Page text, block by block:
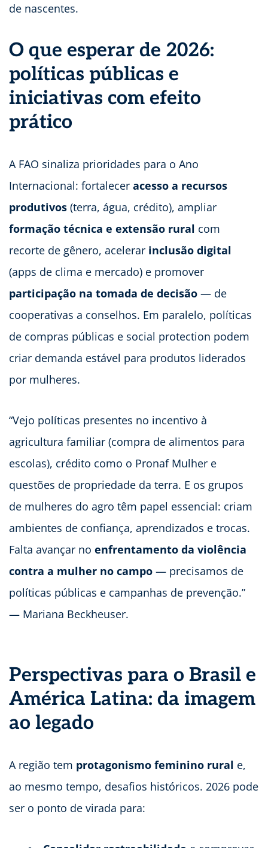
de nascentes.
O que esperar de 2026:
políticas públicas e
iniciativas com efeito
prático
A FAO sinaliza prioridades para o Ano
Internacional: fortalecer acesso a recursos
produtivos (terra, água, crédito), ampliar
formação técnica e extensão rural com
recorte de gênero, acelerar inclusão digital
(apps de clima e mercado) e promover
participação na tomada de decisão — de
cooperativas a conselhos. Em paralelo, políticas
de compras públicas e social protection podem
criar demanda estável para produtos liderados
por mulheres.
“Vejo políticas presentes no incentivo à
agricultura familiar (compra de alimentos para
escolas), crédito como o Pronaf Mulher e
questões de propriedade da terra. E os grupos
de mulheres do agro têm papel essencial: criam
ambientes de confiança, aprendizados e trocas.
Falta avançar no enfrentamento da violência
contra a mulher no campo — precisamos de
políticas públicas e campanhas de prevenção.”
— Mariana Beckheuser.
Perspectivas para o Brasil e
América Latina: da imagem
ao legado
A região tem protagonismo feminino rural e,
ao mesmo tempo, desafios históricos. 2026 pode
ser o ponto de virada para: